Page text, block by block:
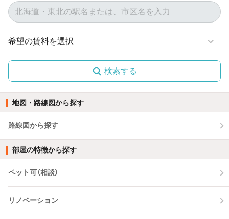
検索する
地図・路線図から探す
路線図から探す
部屋の特徴から探す
ペット可（相談）
リノベーション